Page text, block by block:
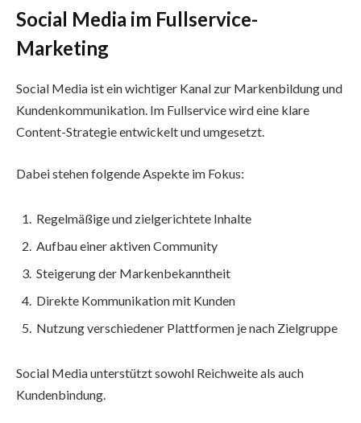
Social Media im Fullservice-
Marketing
Social Media ist ein wichtiger Kanal zur Markenbildung und
Kundenkommunikation. Im Fullservice wird eine klare
Content-Strategie entwickelt und umgesetzt.
Dabei stehen folgende Aspekte im Fokus:
Regelmäßige und zielgerichtete Inhalte
Aufbau einer aktiven Community
Steigerung der Markenbekanntheit
Direkte Kommunikation mit Kunden
Nutzung verschiedener Plattformen je nach Zielgruppe
Social Media unterstützt sowohl Reichweite als auch
Kundenbindung.